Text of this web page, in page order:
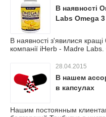
В наявності
Labs Omega
В наявності з'явилися
компанії iHerb - Madre Labs.
28.04.2015
В нашем
в капсулах
Нашим постоянным